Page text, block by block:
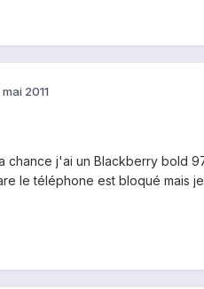
2011
chance j'ai un Blackberry bold
le téléphone est bloqué mais